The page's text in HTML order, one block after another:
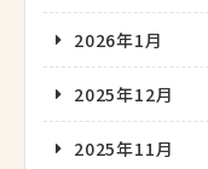
2026年1月
2025年12月
2025年11月